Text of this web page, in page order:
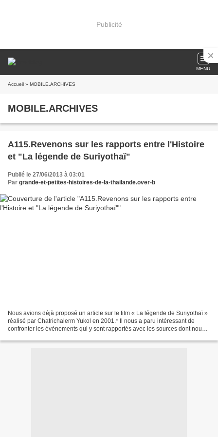
Publicité
MENU
Accueil » MOBILE.ARCHIVES
MOBILE.ARCHIVES
A115.Revenons sur les rapports entre l'Histoire
et "La légende de Suriyothaï"
Publié le 27/06/2013 à 03:01
Par grande-et-petites-histoires-de-la-thailande.over-b
Nous avions déjà proposé un article sur le film « La légende de Suriyothaï »
réalisé par Chatrichalerm Yukol en 2001.* Il nous a paru intéressant de
confronter les évènements qui y sont rapportés avec les sources dont nous